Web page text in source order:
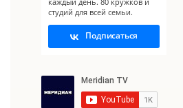
студий для всей семьи.
Подписаться